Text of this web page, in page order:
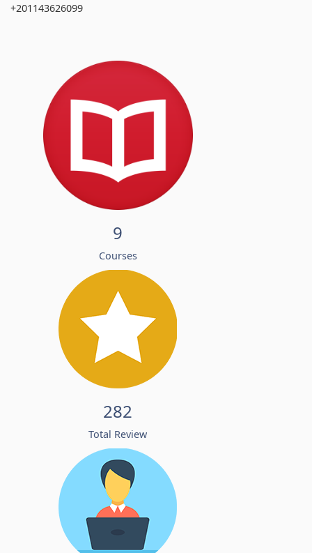
+201143626099
9
Courses
282
Total Review